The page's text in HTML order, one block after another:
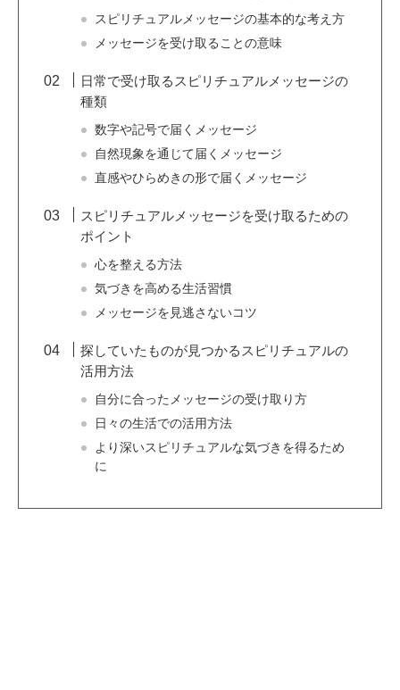
スピリチュアルメッセージの基本的な考え方
メッセージを受け取ることの意味
日常で受け取るスピリチュアルメッセージの
種類
数字や記号で届くメッセージ
自然現象を通じて届くメッセージ
直感やひらめきの形で届くメッセージ
スピリチュアルメッセージを受け取るための
ポイント
心を整える方法
気づきを高める生活習慣
メッセージを見逃さないコツ
探していたものが見つかるスピリチュアルの
活用方法
自分に合ったメッセージの受け取り方
日々の生活での活用方法
より深いスピリチュアルな気づきを得るため
に